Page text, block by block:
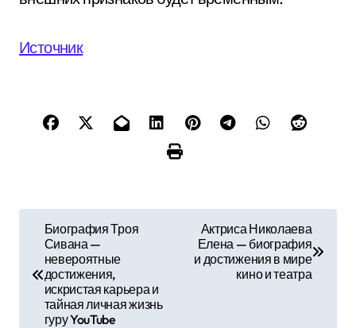
Источник
Биография Троя
Сивана —
невероятные
достижения,
искристая карьера и
тайная личная жизнь
гуру YouTube
Актриса Николаева
Елена — биография
и достижения в мире
кино и театра